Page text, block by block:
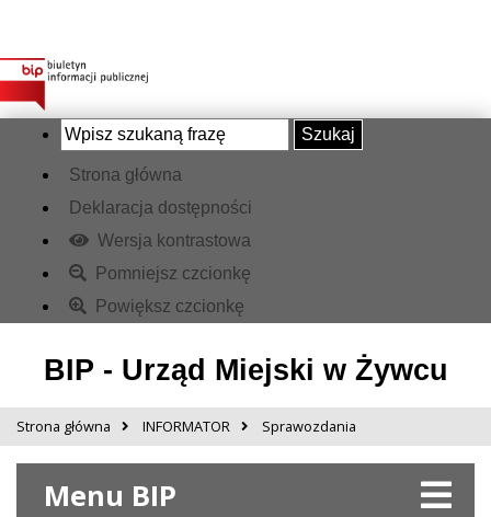
Szukaj
Strona główna
Deklaracja dostępności
Wersja kontrastowa
Pomniejsz czcionkę
Powiększ czcionkę
BIP - Urząd Miejski w Żywcu
Strona główna INFORMATOR Sprawozdania
Menu BIP